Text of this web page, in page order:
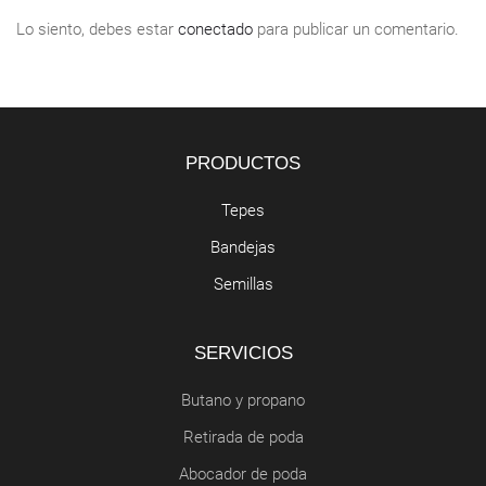
Lo siento, debes estar conectado para publicar un comentario.
PRODUCTOS
Tepes
Bandejas
Semillas
SERVICIOS
Butano y propano
Retirada de poda
Abocador de poda